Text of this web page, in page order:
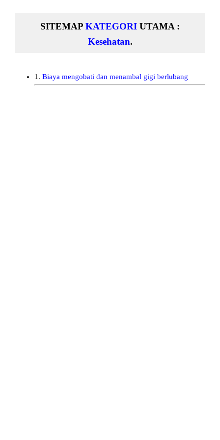
SITEMAP KATEGORI UTAMA :
Kesehatan.
1. Biaya mengobati dan menambal gigi berlubang